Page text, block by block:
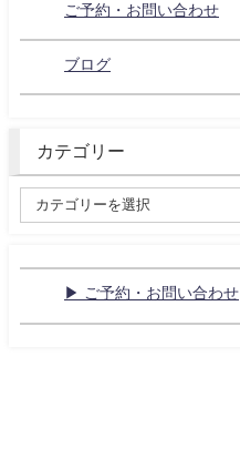
ご予約・お問い合わせ
ブログ
カテゴリー
▶ ご予約・お問い合わせ